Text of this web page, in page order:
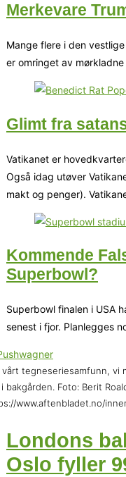
Merkevare
Mange flere i den
er omringet av
Glimt fra
Vatikanet er
Også idag utøver
makt og penger).
Kommende
Superbowl?
Superbowl finalen i USA
senest i fjor. Planlegges
vårt tegneseriesamfunn, vi
bakgården. Foto: Berit
www.aftenbladet.no/
Londons
Oslo fyller